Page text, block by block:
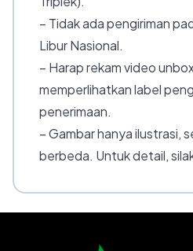
– Tidak ada pengiriman
Libur Nasional.
– Harap rekam video
memperlihatkan label
penerimaan.
– Gambar hanya ilustrasi,
berbeda. Untuk detail,